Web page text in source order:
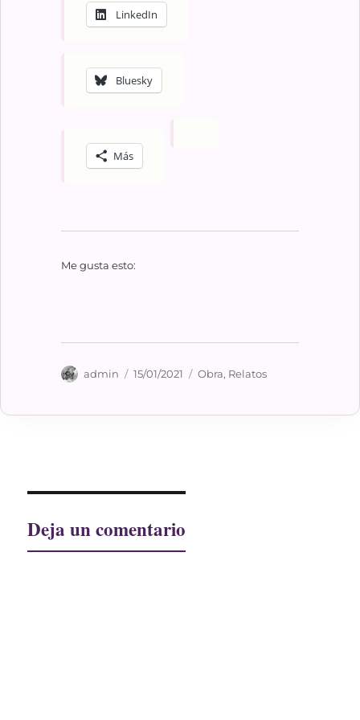
LinkedIn
Bluesky
Más
Me gusta esto:
Autor
admin
Publicado
15/01/2021 Categorías
Obra, Relatos
Deja un comentario